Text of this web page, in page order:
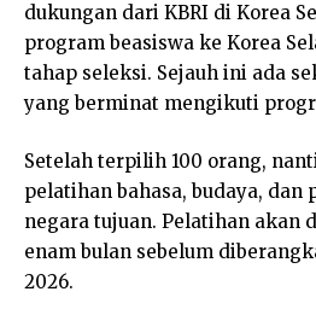
dukungan dari KBRI di Korea
program beasiswa ke Korea
tahap seleksi. Sejauh ini ada
yang berminat mengikuti
Setelah terpilih 100 orang,
pelatihan bahasa, budaya, dan
negara tujuan. Pelatihan akan
enam bulan sebelum
2026.